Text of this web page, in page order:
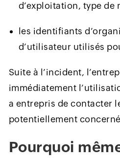
d’exploitation, type de
les identifiants
d’utilisateur utilisés
Suite à l’incident,
immédiatement
a entrepris de contacter
potentiellement
Pourquoi